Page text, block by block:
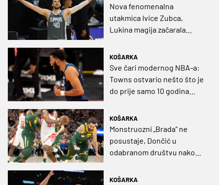
Nova fenomenalna
utakmica Ivice Zubca,
Lukina magija začarala
KOŠARKA
Sve čari modernog NBA-a:
Towns ostvario nešto što je
do prije samo 10 godina
KOŠARKA
Monstruozni „Brada“ ne
posustaje, Dončić u
odabranom društvu nakon
KOŠARKA